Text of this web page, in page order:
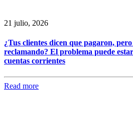
21 julio, 2026
¿Tus clientes dicen que pagaron,
reclamando? El problema puede
cuentas corrientes
Read more